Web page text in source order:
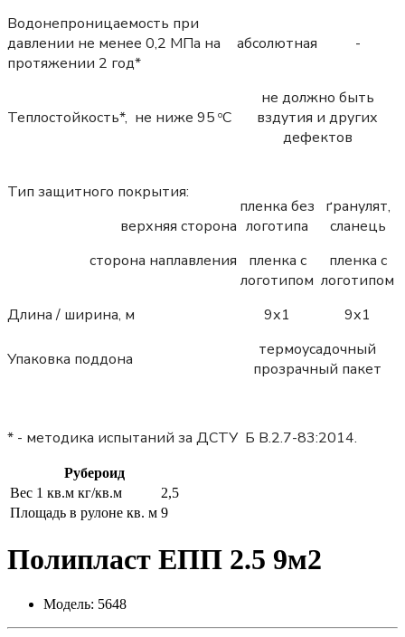
Водонепроницаемость при
давлении не менее 0,2 МПа на
протяжении 2 год*
абсолютная -
Теплостойкость*, не ниже 95 оС
не должно быть
вздутия и других
дефектов
Тип защитного покрытия:
верхняя сторона
сторона наплавления
пленка без
логотипа
пленка с
логотипом
ґранулят,
сланець
пленка с
логотипом
Длина / ширина, м
9х1 9х1
Упаковка поддона
термоусадочный
прозрачный пакет
* - методика испытаний за ДСТУ Б В.2.7-83:2014.
Рубероид
Вес 1 кв.м кг/кв.м
2,5
Площадь в рулоне кв. м 9
Полипласт ЕПП 2.5 9м2
Модель: 5648